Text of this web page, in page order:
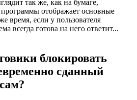
так же, как на бумаге,
отображает основные
время, если у пользователя
всегда готова на него ответит...
блокировать
сданный